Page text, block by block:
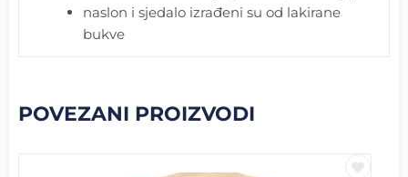
naslon i sjedalo izrađeni su od lakirane
bukve
POVEZANI PROIZVODI